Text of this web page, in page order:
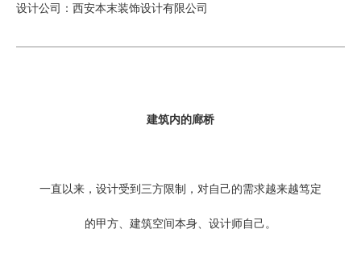
设计公司：西安本末装饰设计有限公司
建筑内的廊桥
一直以来，设计受到三方限制，对自己的需求越来越笃定
的甲方、建筑空间本身、设计师自己。